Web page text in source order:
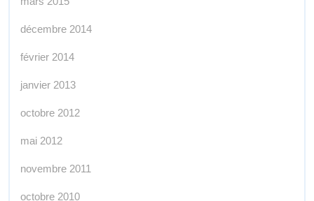
décembre 2014
février 2014
janvier 2013
octobre 2012
mai 2012
novembre 2011
octobre 2010